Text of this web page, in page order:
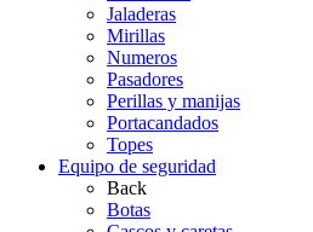
Jaladeras
Mirillas
Numeros
Pasadores
Perillas y manijas
Portacandados
Topes
Equipo de seguridad
Back
Botas